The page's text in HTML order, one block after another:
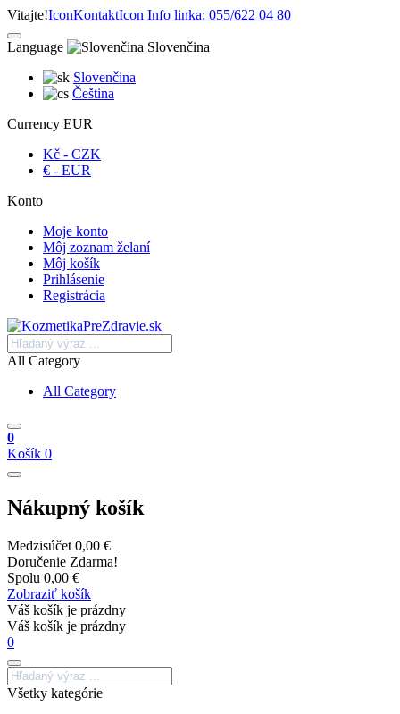
Vitajte!IconKontaktIcon Info linka: 055/622 04 80
Language
Slovenčina
Slovenčina
Čeština
Currency EUR
Kč - CZK
€ - EUR
Konto
Moje konto
Môj zoznam želaní
Môj košík
Prihlásenie
Registrácia
All Category
All Category
0
Košík 0
Nákupný košík
Medzisúčet 0,00 €
Doručenie Zdarma!
Spolu 0,00 €
Zobraziť košík
Váš košík je prázdny
Váš košík je prázdny
0
Všetky kategórie